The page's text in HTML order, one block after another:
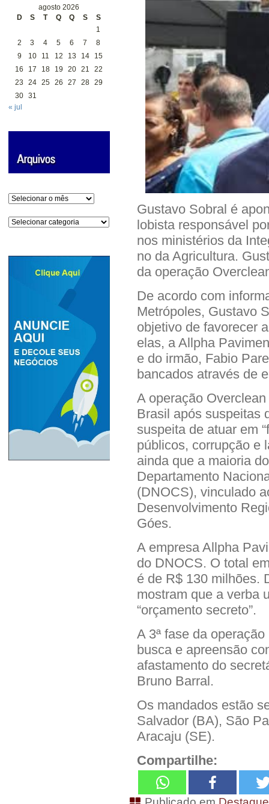
agosto 2026
D
S T Q Q S
S
1
2
3 4 5 6 7
8
9
10 11 12 13 14
15
16
17 18 19 20 21
22
23
24 25 26 27 28 29
30 31
« jul
Arquivos
Categorias
Gustavo Sobral é
lobista responsável
nos ministérios da
no da Agricultura.
da operação
De acordo com
Metrópoles, Gustavo
objetivo de favorecer
elas, a Allpha
e do irmão, Fabio
bancados através de
A operação
Brasil após suspeitas
suspeita de atuar em
públicos, corrupção e
ainda que a maioria
Departamento
(DNOCS), vinculado
Desenvolvimento
Góes.
A empresa Allpha
do DNOCS. O total
é de R$ 130 milhões.
mostram que a verba
“orçamento secreto”.
A 3ª fase da
busca e apreensão
afastamento do
Bruno Barral.
Os mandados estão
Salvador (BA), São
Aracaju (SE).
Compartilhe: